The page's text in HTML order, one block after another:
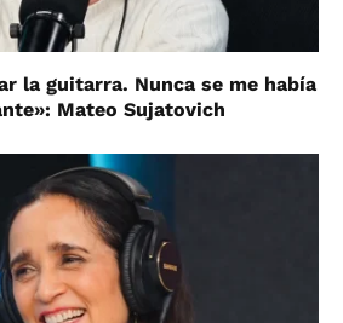
la guitarra. Nunca se me había
Mateo Sujatovich